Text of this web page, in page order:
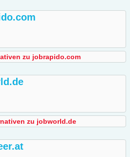
zu jobrapido.com
zu jobworld.de